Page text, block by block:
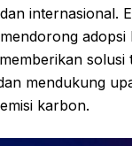
internasional.
adopsi
solusi
mendukung
karbon.